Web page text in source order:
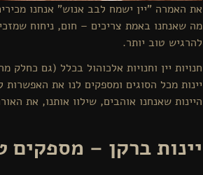
את האמרה "יין ישמח לבב אנוש" אנחנו
מה שאנחנו באמת צריכים – חום, ניחוח
להרגיש טוב יותר.
חנויות יין וחנויות אלכוהול בכלל (גם כחלק
יינות מכל הסוגים ומספקים לנו את
היינות שאנחנו אוהבים, שילוו אותנו, את
יינות ברקן – מספקים